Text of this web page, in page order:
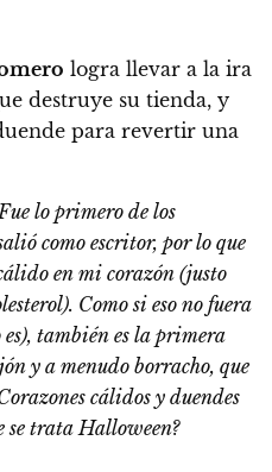
logra llevar a la ira
destruye su tienda, y
para revertir una
Fue lo primero de los
como escritor, por lo que
en mi corazón (justo
Como si eso no fuera
es), también es la primera
y a menudo borracho, que
cálidos y duendes
se trata Halloween?